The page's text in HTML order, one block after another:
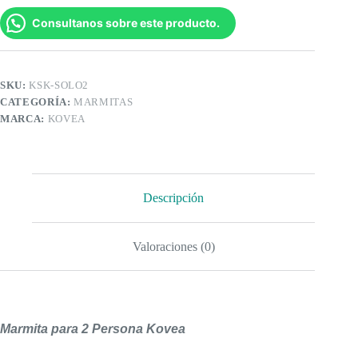
Consultanos sobre este producto.
SKU:KSK-SOLO2
CATEGORÍA:MARMITAS
MARCA: KOVEA
Descripción
Valoraciones (0)
Marmita para 2 Persona Kovea